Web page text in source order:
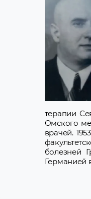
терапии
Омского
врачей.
болезней
Германией